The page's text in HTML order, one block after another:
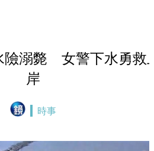
險溺斃 女警下水勇救
岸
時事